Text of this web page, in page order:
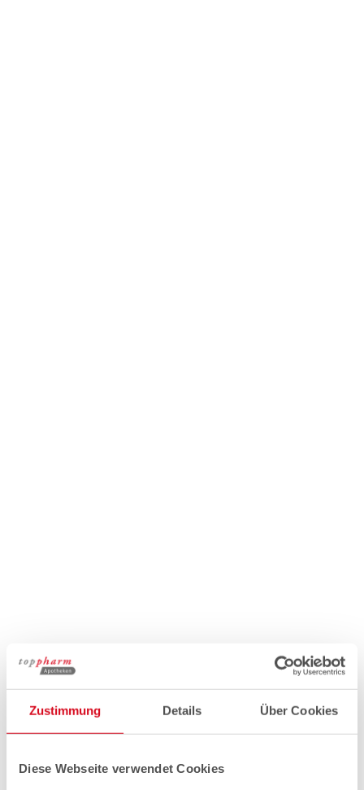
Zustimmung Details Über Cookies
Diese Webseite verwendet Cookies